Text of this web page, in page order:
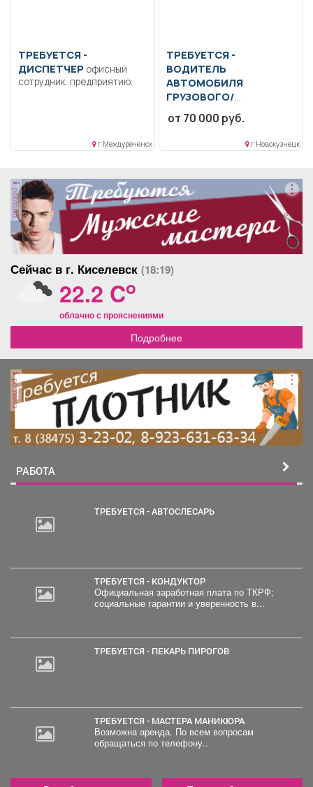
ТРЕБУЕТСЯ -
ДИСПЕТЧЕР
сотрудник. предприятию.
г Междуреченск
ТРЕБУЕТСЯ -
ВОДИТЕЛЬ
АВТОМОБИЛЯ
ГРУЗОВОГО/
СПЕЦИАЛЬНОГО
Образование: Среднее
образование.. Соблюдать
от 70 000 руб.
г Новокузнецк
реклама
Сейчас в г. Киселевск (18:19)
22.2 Co
облачно с прояснениями
Подробнее
реклама
РАБОТА
ТРЕБУЕТСЯ - АВТОСЛЕСАРЬ
ТРЕБУЕТСЯ - КОНДУКТОР
Официальная заработная плата по ТКРФ;
социальные гарантии и уверенность в...
ТРЕБУЕТСЯ - ПЕКАРЬ ПИРОГОВ
ТРЕБУЕТСЯ - МАСТЕРА МАНИКЮРА
Возможна аренда. По всем вопросам
обращаться по телефону..